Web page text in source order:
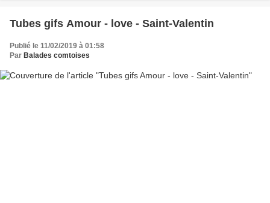
Tubes gifs Amour - love - Saint-Valentin
Publié le 11/02/2019 à 01:58
Par Balades comtoises